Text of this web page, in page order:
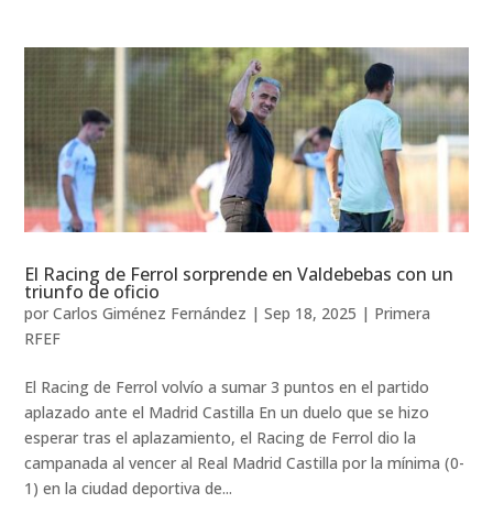
El Racing de Ferrol sorprende en Valdebebas con un
triunfo de oficio
porCarlos Giménez Fernández |Sep 18, 2025 | Primera
RFEF
El Racing de Ferrol volvío a sumar 3 puntos en el partido
aplazado ante el Madrid Castilla En un duelo que se hizo
esperar tras el aplazamiento, el Racing de Ferrol dio la
campanada al vencer al Real Madrid Castilla por la mínima (0-
1) en la ciudad deportiva de...